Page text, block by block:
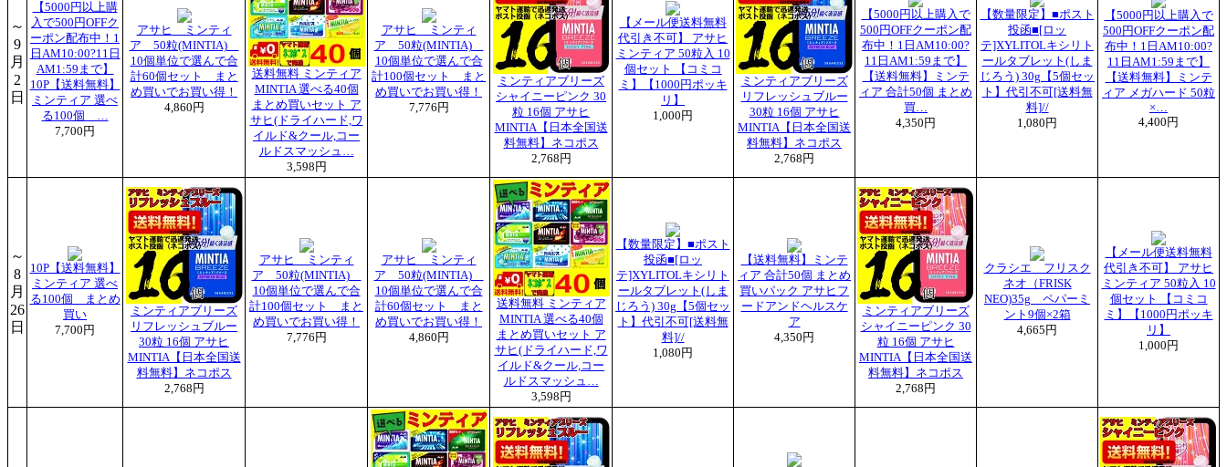
～
9
月
2
日
【5000円以上購
入で500円OFFク
ーポン配布中！1
日AM10:00?11日
AM1:59まで】
10P【送料無料】
ミンティア 選べ
る100個 …
7,700円
アサヒ ミンティ
ア 50粒(MINTIA)
10個単位で選んで合
計60個セット まと
め買いでお買い得！
4,860円
送料無料 ミンティア
MINTIA 選べる40個
まとめ買いセット ア
サヒ(ドライハード,ワ
イルド&クール,コー
ルドスマッシュ…
3,598円
アサヒ ミンティ
ア 50粒(MINTIA)
10個単位で選んで合
計100個セット まと
め買いでお買い得！
7,776円
ミンティアブリーズ
シャイニーピンク 30
粒 16個 アサヒ
MINTIA【日本全国送
料無料】ネコポス
2,768円
【メール便送料無料
代引き不可】 アサヒ
ミンティア 50粒入 10
個セット 【コミコ
ミ】【1000円ポッキ
リ】
1,000円
ミンティアブリーズ
リフレッシュブルー
30粒 16個 アサヒ
MINTIA【日本全国送
料無料】ネコポス
2,768円
【5000円以上購入で
500円OFFクーポン配
布中！1日AM10:00?
11日AM1:59まで】
【送料無料】ミンテ
ィア 合計50個 まとめ
買…
4,350円
【数量限定】■ポスト
投函■[ロッ
テ]XYLITOLキシリト
ールタブレット(しま
じろう) 30g【5個セッ
ト】代引不可[送料無
料]//
1,080円
【5000円以上購入で
500円OFFクーポン配
布中！1日AM10:00?
11日AM1:59まで】
【送料無料】ミンテ
ィア メガハード 50粒
×…
4,400円
～
8
月
26
日
10P【送料無料】
ミンティア 選べ
る100個 まとめ
買い
7,700円
ミンティアブリーズ
リフレッシュブルー
30粒 16個 アサヒ
MINTIA【日本全国送
料無料】ネコポス
2,768円
アサヒ ミンティ
ア 50粒(MINTIA)
10個単位で選んで合
計100個セット まと
め買いでお買い得！
7,776円
アサヒ ミンティ
ア 50粒(MINTIA)
10個単位で選んで合
計60個セット まと
め買いでお買い得！
4,860円
送料無料 ミンティア
MINTIA 選べる40個
まとめ買いセット ア
サヒ(ドライハード,ワ
イルド&クール,コー
ルドスマッシュ…
3,598円
【数量限定】■ポスト
投函■[ロッ
テ]XYLITOLキシリト
ールタブレット(しま
じろう) 30g【5個セッ
ト】代引不可[送料無
料]//
1,080円
【送料無料】ミンテ
ィア 合計50個 まとめ
買いパック アサヒフ
ードアンドヘルスケ
ア
4,350円
ミンティアブリーズ
シャイニーピンク 30
粒 16個 アサヒ
MINTIA【日本全国送
料無料】ネコポス
2,768円
クラシエ フリスク
ネオ（FRISK
NEO)35g ペパーミ
ント9個×2箱
4,665円
【メール便送料無料
代引き不可】 アサヒ
ミンティア 50粒入 10
個セット 【コミコ
ミ】【1000円ポッキ
リ】
1,000円